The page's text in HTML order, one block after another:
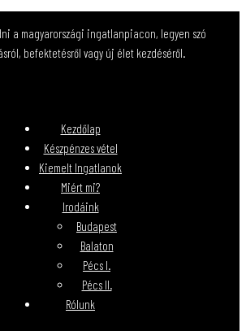
a magyarországi ingatlanpiacon, legyen szó
befektetésről vagy új élet kezdéséről.
Kezdőlap
Készpénzes vétel
Kiemelt Ingatlanok
Miért mi?
Irodáink
Budapest
Balaton
Pécs I.
Pécs II.
Rólunk